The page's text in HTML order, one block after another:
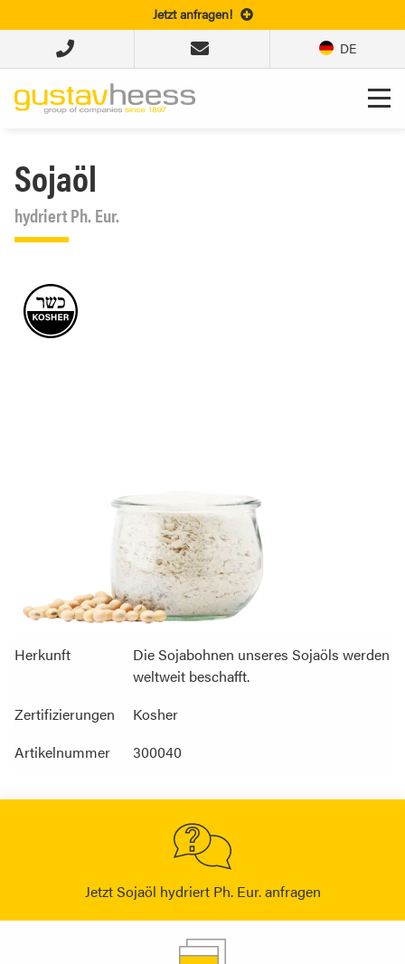
Jetzt anfragen!
DE
Sojaöl
hydriert Ph. Eur.
Herkunft
Die Sojabohnen unseres Sojaöls werden
weltweit beschafft.
Zertifizierungen
Kosher
Artikelnummer
300040
Jetzt Sojaöl hydriert Ph. Eur. anfragen